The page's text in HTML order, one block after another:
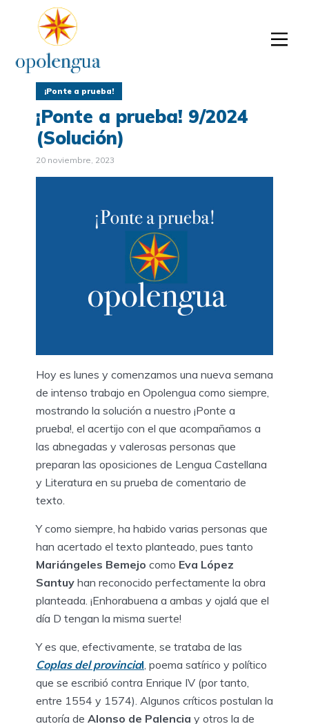
¡Ponte a prueba!
¡Ponte a prueba! 9/2024
(Solución)
20 noviembre, 2023
Hoy es lunes y comenzamos una nueva semana
de intenso trabajo en Opolengua como siempre,
mostrando la solución a nuestro ¡Ponte a
prueba!, el acertijo con el que acompañamos a
las abnegadas y valerosas personas que
preparan las oposiciones de Lengua Castellana
y Literatura en su prueba de comentario de
texto.
Y como siempre, ha habido varias personas que
han acertado el texto planteado, pues tanto
Mariángeles Bemejo como Eva López
Santuy han reconocido perfectamente la obra
planteada. ¡Enhorabuena a ambas y ojalá que el
día D tengan la misma suerte!
Y es que, efectivamente, se trataba de las
Coplas del provincial , poema satírico y político
que se escribió contra Enrique IV (por tanto,
entre 1554 y 1574). Algunos críticos postulan la
autoría de Alonso de Palencia y otros la de